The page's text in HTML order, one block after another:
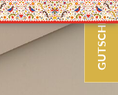
GUTSCHEINE